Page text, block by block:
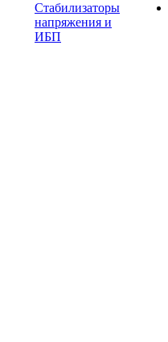
Стабилизаторы
напряжения и
ИБП